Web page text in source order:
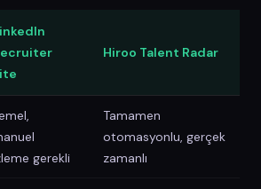
Hiroo Talent Radar
gerekli
Tamamen
otomasyonlu, gerçek
zamanlı